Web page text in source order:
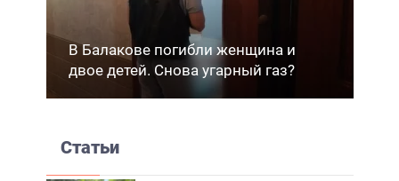
В Балакове погибли женщина и
двое детей. Снова угарный газ?
Статьи